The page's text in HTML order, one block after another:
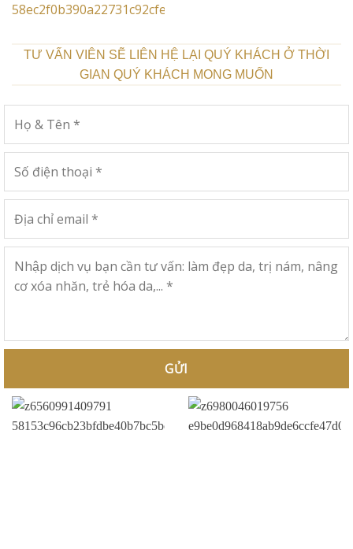
TƯ VẤN VIÊN SẼ LIÊN HỆ LẠI QUÝ KHÁCH Ở THỜI
GIAN QUÝ KHÁCH MONG MUỐN